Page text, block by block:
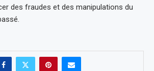
des fraudes et des manipulations du